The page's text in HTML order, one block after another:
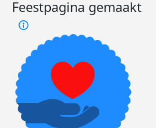
Feestpagina gemaakt